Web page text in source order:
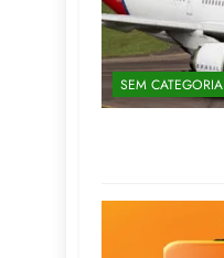
SEM CATEGORIA